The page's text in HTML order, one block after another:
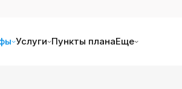
Услуги Пункты планаЕще